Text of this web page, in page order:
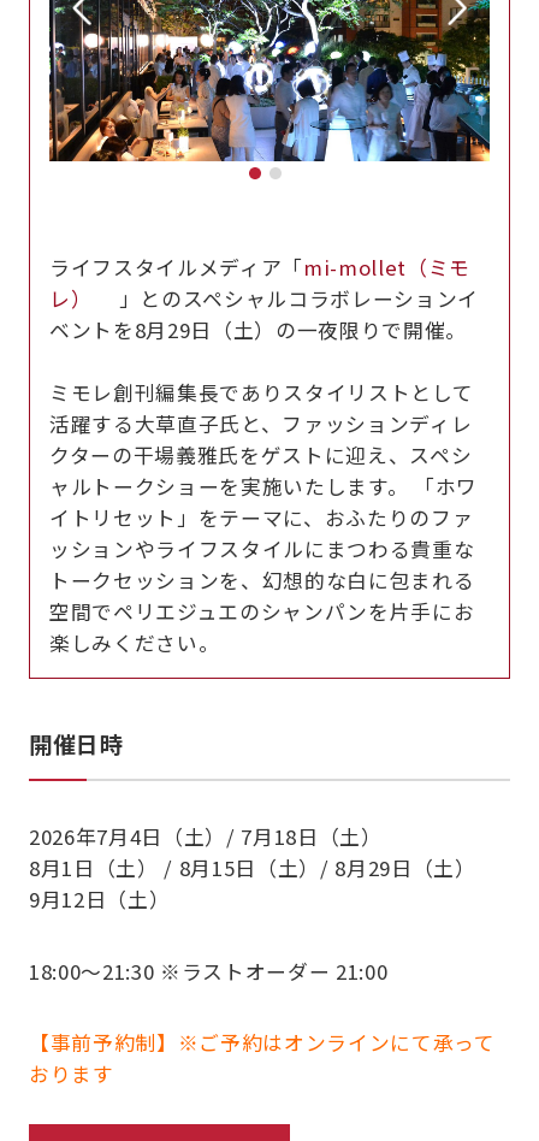
ライフスタイルメディア「mi-mollet（ミモ
レ）
」とのスペシャルコラボレーションイ
ベントを8月29日（土）の一夜限りで開催。
ミモレ創刊編集長でありスタイリストとして
活躍する大草直子氏と、ファッションディレ
クターの干場義雅氏をゲストに迎え、スペシ
ャルトークショーを実施いたします。 「ホワ
イトリセット」をテーマに、おふたりのファ
ッションやライフスタイルにまつわる貴重な
トークセッションを、幻想的な白に包まれる
空間でペリエジュエのシャンパンを片手にお
楽しみください。
開催日時
2026年7月4日（土）/ 7月18日（土）
8月1日（土） / 8月15日（土）/ 8月29日（土）
9月12日（土）
18:00～21:30 ※ラストオーダー 21:00
【事前予約制】※ご予約はオンラインにて承って
おります